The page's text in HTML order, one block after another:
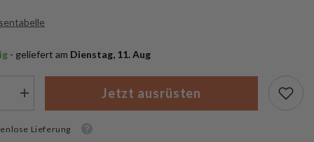
- geliefert am Dienstag, 11. Aug
Menge
Mil-
Jetzt ausrüsten
Lieferung